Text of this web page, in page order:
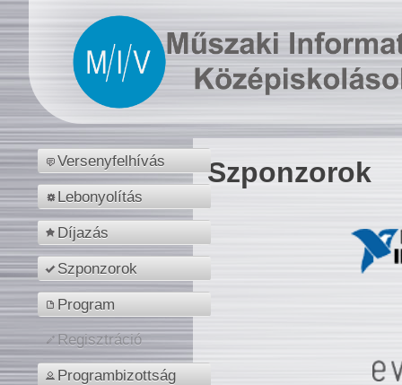
Versenyfelhívás
Lebonyolítás
Díjazás
Szponzorok
Program
Regisztráció
Programbizottság
Szponzorok